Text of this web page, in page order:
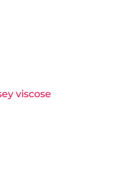
viscose